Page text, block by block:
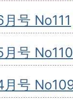
号 No111
号 No110
月号